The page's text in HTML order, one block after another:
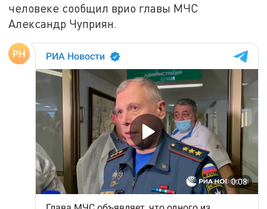
человеке сообщил врио главы МЧС
Александр Чуприян.